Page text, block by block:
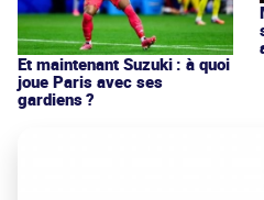
Et maintenant Suzuki : à quoi
joue Paris avec ses
gardiens ?